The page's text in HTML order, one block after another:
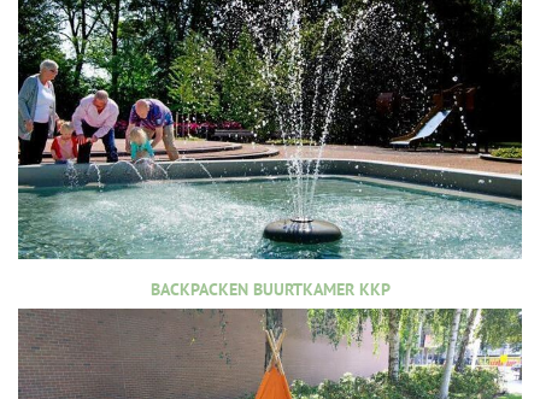
BACKPACKEN BUURTKAMER KKP